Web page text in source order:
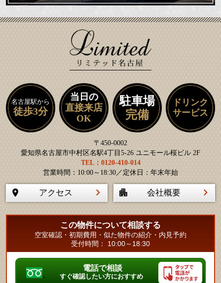
名古屋駅から
徒歩3分
当日の
直接来店
OK
駐車場
完備
ドリンク
サービス
〒450-0002
愛知県名古屋市中村区名駅4丁目5-26 ユニモール桜ビル 2F
TEL：0120-410-014
営業時間：10:00～18:30／定休日：年末年始
アクセス 会社概要
この物件について相談する
空室確認・初期費用・似た物件の紹介・内見予約
受付時間： 10:00～18:30
電話で相談
すぐ確認したい方におすすめ